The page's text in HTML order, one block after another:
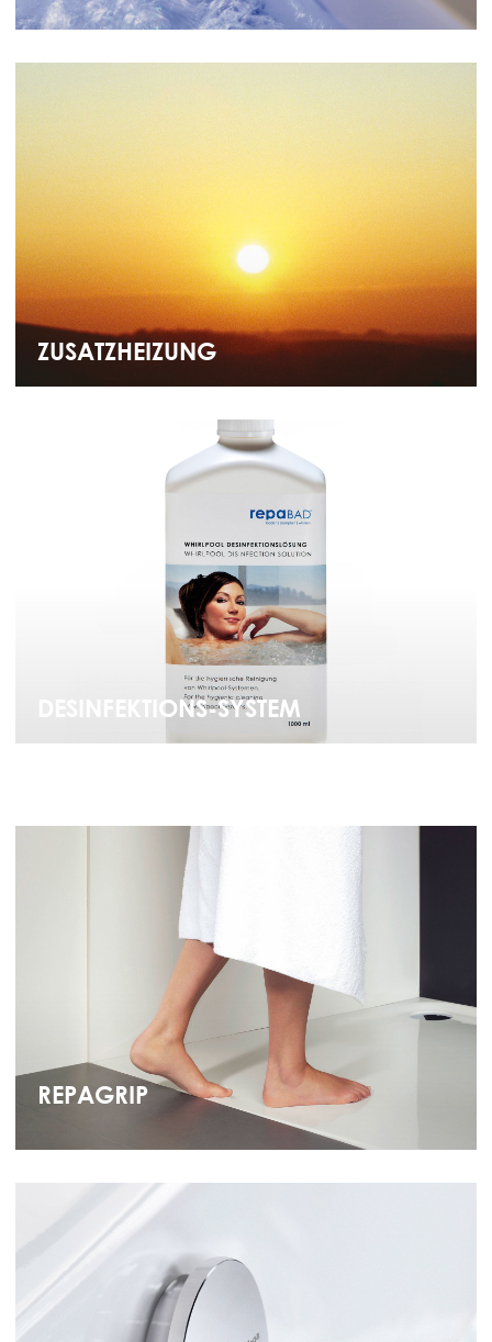
ZUSATZHEIZUNG
DESINFEKTIONS-SYSTEM
REPAGRIP